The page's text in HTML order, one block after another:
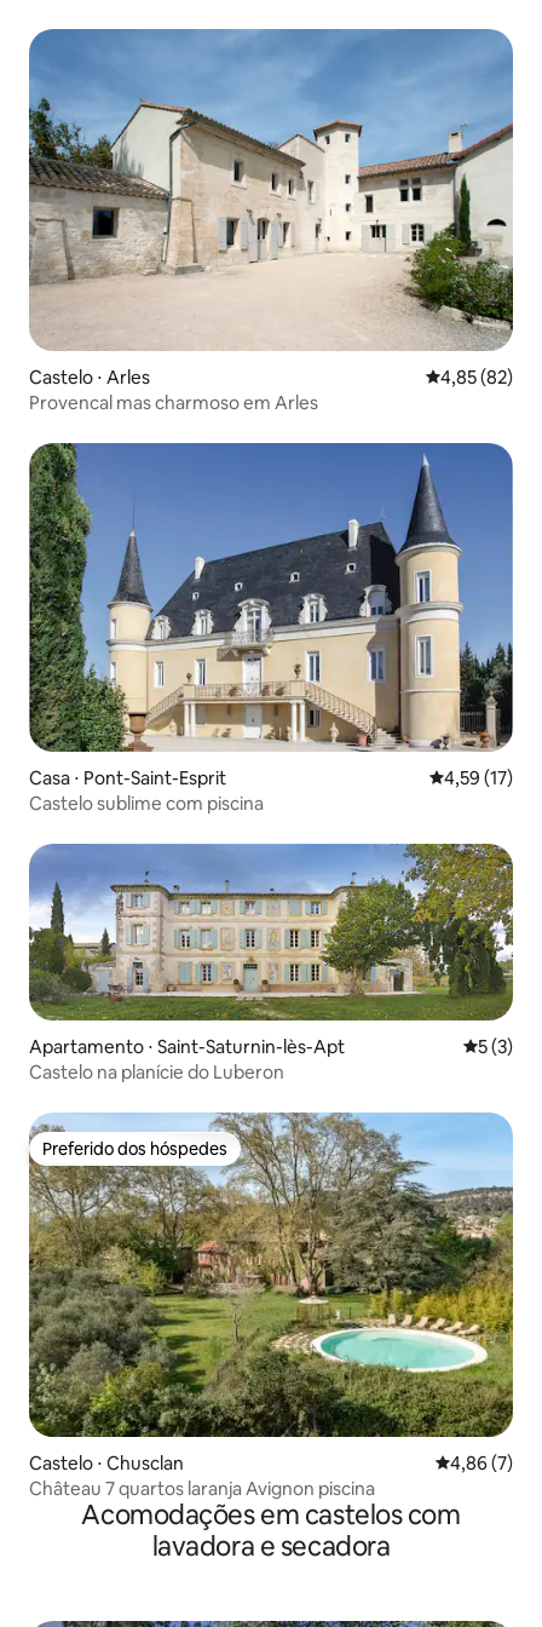
Castelo ⋅ Arles 4,85 de uma
4,85 (82)
Provencal mas charmoso em Arles
Casa ⋅ Pont-Saint-Esprit 4,59 de uma
4,59 (17)
Castelo sublime com piscina
Apartamento ⋅ Saint-Saturnin-lès-Apt 5 de
5 (3)
Castelo na planície do Luberon
Preferido dos hóspedes
Preferido dos hóspedes
Castelo ⋅ Chusclan 4,86 de uma
4,86 (7)
Château 7 quartos laranja Avignon piscina
Acomodações em castelos com
lavadora e secadora